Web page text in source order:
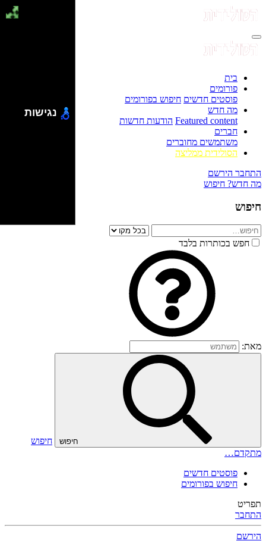
בית
פורומים
פוסטים חדשים חיפוש בפורומים
מה חדש
Featured content הודעות חדשות
חברים
משתמשים מחוברים
הסולידית ממליצה
התחבר הירשם
מה חדש? חיפוש
חיפוש
חפש בכותרות בלבד
מאת:
חיפוש
חיפוש
מתקדם…
פוסטים חדשים
חיפוש בפורומים
תפריט
התחבר
הירשם
נגישות